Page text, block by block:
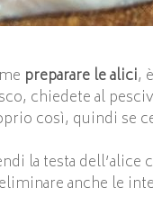
preparare le alici,
chiedete al
così, quindi se
la testa
anche le